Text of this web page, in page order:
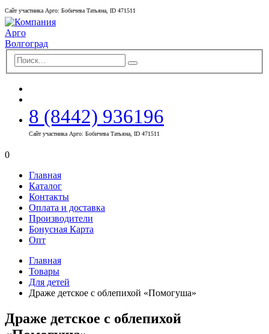
Сайт участника Арго: Бобичева Татьяна, ID 471511
8 (8442) 936196
Сайт участника Арго: Бобичева Татьяна, ID 471511
0
Главная
Каталог
Контакты
Оплата и доставка
Производители
Бонусная Карта
Опт
Главная
Товары
Для детей
Драже детское с облепихой «Помогуша»
Драже детское с облепихой